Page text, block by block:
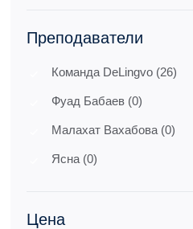
Преподаватели
Команда DeLingvo (26)
Фуад Бабаев (0)
Малахат Вахабова (0)
Ясна (0)
Цена